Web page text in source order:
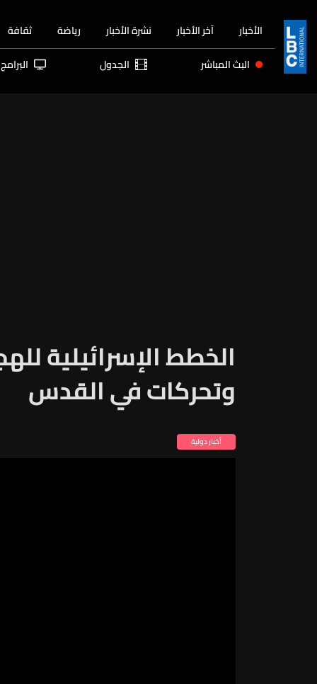
الأخبار آخر الأخبار نشرة الأخبار رياضة ثقافة
البث المباشر الجدول البرامج
الخطط الإسرائيلية
وتحركات في القدس
أخبار دولية